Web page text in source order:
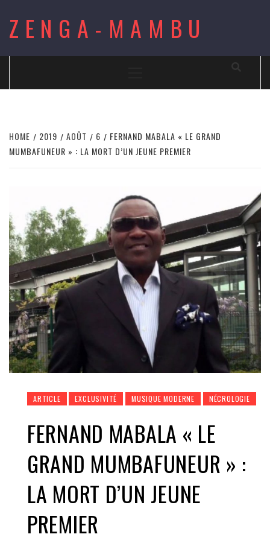
content
ZENGA-MAMBU
HOME 2019 AOÛT 6
FERNAND MABALA « LE GRAND
MUMBAFUNEUR » : LA MORT D’UN JEUNE PREMIER
ARTICLE EXCLUSIVITÉ MUSIQUE MODERNE NÉCROLOGIE
FERNAND MABALA « LE
GRAND MUMBAFUNEUR » :
LA MORT D’UN JEUNE
PREMIER